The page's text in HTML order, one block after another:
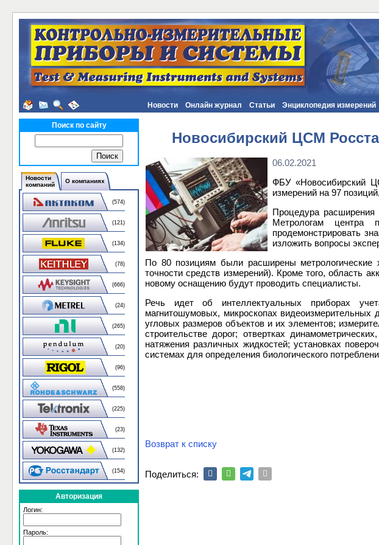
Новости Онлайн журнал Статьи Энциклопедия измерений
Поиск по сайту
Новости
компаний
О компаниях
(574)
(121)
(134)
(78)
(666)
(24)
(265)
(20)
(96)
(558)
(225)
(23)
(132)
(154)
Авторизация
Логин:
Пароль:
Новосибирский ЦСМ
06.02.2021
ФБУ «Новосибирский
измерений на 97
Процедура расширения
Метрологам центра
продемонстрировать
изложить вопросы
По 80 позициям были расширены метрологические
точности средств измерений). Кроме того, область
новому оснащению будут проводить специалисты.
Речь идет об интеллектуальных приборах
магнитошумовых, микроскопах
угловых размеров объектов и их элементов;
строительстве дорог; отвертках
натяжения различных жидкостей; установках
системах для определения биологического
Возврат к списку
Поделиться: